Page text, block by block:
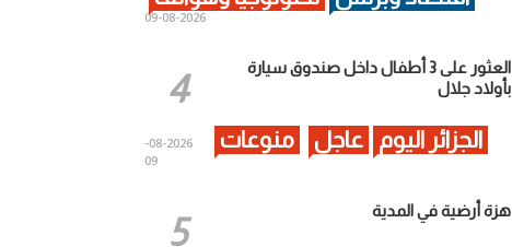
2026-08-09
العثور على 3 أطفال داخل صندوق سيارة
بأولاد جلال
الجزائر اليوم عاجل منوعات
2026-08-
09
هزة أرضية في المدية